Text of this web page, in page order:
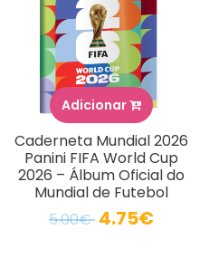
Adicionar
Caderneta Mundial 2026
Panini FIFA World Cup
2026 – Álbum Oficial do
Mundial de Futebol
5.00€ 4.75€